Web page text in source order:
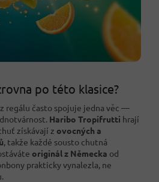
po této klasice?
regálu často spojuje jedna věc —
Haribo Tropifrutti hrají
získávají z ovocných a
, takže každé sousto chutná
originál z Německa od
prakticky vynalezla, ne